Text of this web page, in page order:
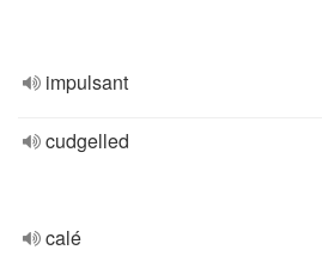
impulsant
cudgelled
calé